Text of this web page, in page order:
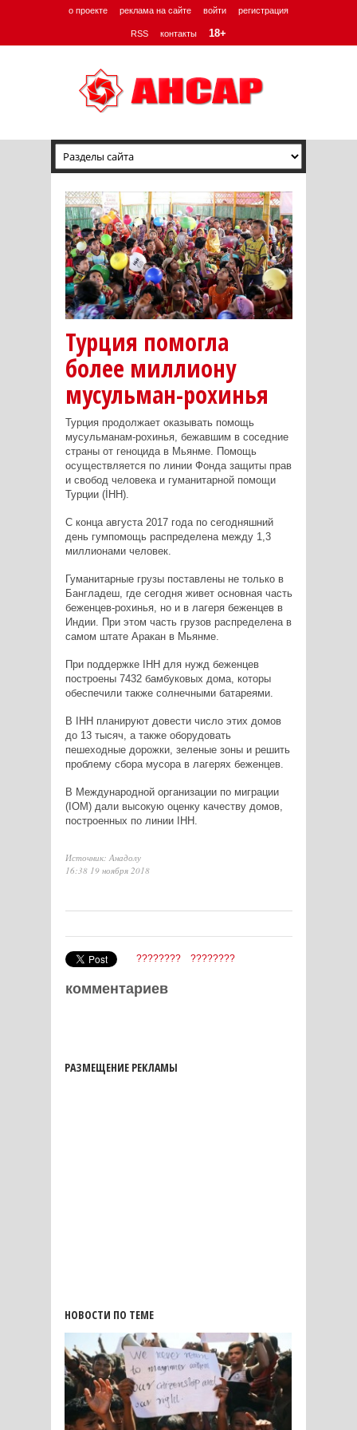
о проекте реклама на сайте войти регистрация
RSS контакты 18+
Турция помогла
более миллиону
мусульман-рохинья
Турция продолжает оказывать помощь
мусульманам-рохинья, бежавшим в соседние
страны от геноцида в Мьянме. Помощь
осуществляется по линии Фонда защиты прав
и свобод человека и гуманитарной помощи
Турции (İHH).
С конца августа 2017 года по сегодняшний
день гумпомощь распределена между 1,3
миллионами человек.
Гуманитарные грузы поставлены не только в
Бангладеш, где сегодня живет основная часть
беженцев-рохинья, но и в лагеря беженцев в
Индии. При этом часть грузов распределена в
самом штате Аракан в Мьянме.
При поддержке IHH для нужд беженцев
построены 7432 бамбуковых дома, которы
обеспечили также солнечными батареями.
В IHH планируют довести число этих домов
до 13 тысяч, а также оборудовать
пешеходные дорожки, зеленые зоны и решить
проблему сбора мусора в лагерях беженцев.
В Международной организации по миграции
(IOM) дали высокую оценку качеству домов,
построенных по линии IHH.
Источник: Анадолу
16:38 19 ноября 2018
???????? ????????
комментариев
РАЗМЕЩЕНИЕ РЕКЛАМЫ
НОВОСТИ ПО ТЕМЕ